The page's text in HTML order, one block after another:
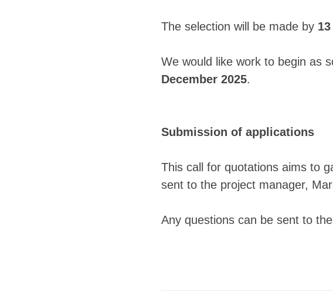
The selection will be made by
We would like work to begin as
December 2025.
Submission of applications
This call for quotations aims to
sent to the project manager,
Any questions can be sent to